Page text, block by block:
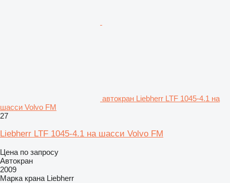
автокран Liebherr LTF 1045-4.1 на
шасси Volvo FM
27
Liebherr LTF 1045-4.1 на шасси Volvo FM
Цена по запросу
Автокран
2009
Марка крана Liebherr